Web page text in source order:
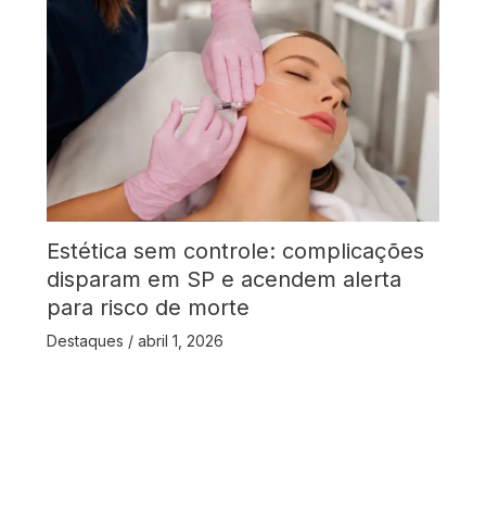
Estética sem controle: complicações
disparam em SP e acendem alerta
para risco de morte
Destaques / abril 1, 2026